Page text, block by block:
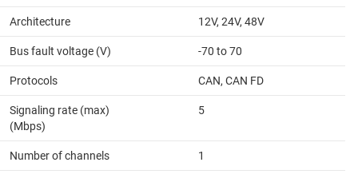
Architecture 12V, 24V, 48V
Bus fault voltage (V) -70 to 70
Protocols CAN, CAN FD
Signaling rate (max)
(Mbps)
5
Number of channels 1